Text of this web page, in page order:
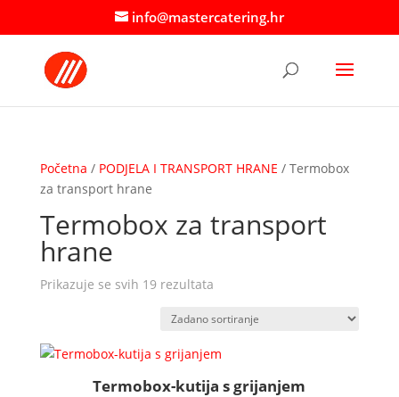
info@mastercatering.hr
Početna / PODJELA I TRANSPORT HRANE / Termobox
za transport hrane
Termobox za transport
hrane
Prikazuje se svih 19 rezultata
Termobox-kutija s grijanjem